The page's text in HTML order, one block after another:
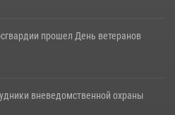
прошел День ветеранов
вневедомственной охраны